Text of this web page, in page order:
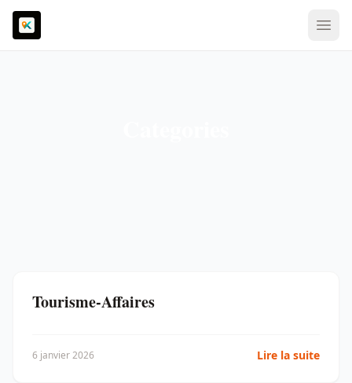
Tourisme-Affaires
6 janvier 2026 Lire la suite